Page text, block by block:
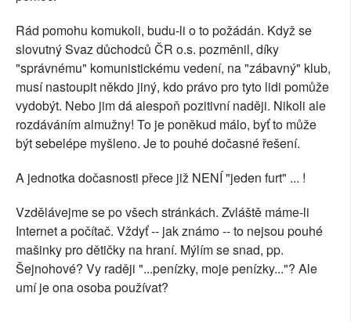
Rád pomohu komukoli, budu-li o to požádán. Když se
slovutný Svaz důchodců ČR o.s. pozměnil, díky
"správnému" komunistickému vedení, na "zábavný" klub,
musí nastoupit někdo jiný, kdo právo pro tyto lidi pomůže
vydobýt. Nebo jim dá alespoň pozitivní naději. Nikoli ale
rozdáváním almužny! To je poněkud málo, byť to může
být sebelépe myšleno. Je to pouhé dočasné řešení.
A jednotka dočasnosti přece již NENÍ "jeden furt" ... !
Vzdělávejme se po všech stránkách. Zvláště máme-li
Internet a počítač. Vždyť -- jak známo -- to nejsou pouhé
mašinky pro dětičky na hraní. Mýlím se snad, pp.
Šejnohové? Vy raději "...penízky, moje penízky..."? Ale
umí je ona osoba používat?